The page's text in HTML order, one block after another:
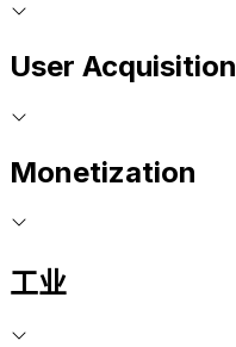
User Acquisition
Monetization
工业